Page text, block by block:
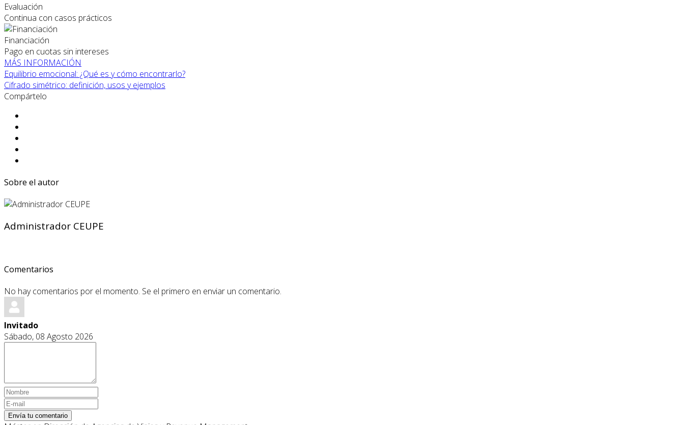
Evaluación
Continua con casos prácticos
Financiación
Pago en cuotas sin intereses
MÁS INFORMACIÓN
Equilibrio emocional: ¿Qué es y cómo encontrarlo?
Cifrado simétrico: definición, usos y ejemplos
Compártelo
Sobre el autor
Administrador CEUPE
Comentarios
No hay comentarios por el momento. Se el primero en enviar un comentario.
Invitado
Sábado, 08 Agosto 2026
Envía tu comentario